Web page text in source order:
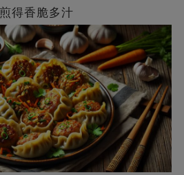
得香脆多汁